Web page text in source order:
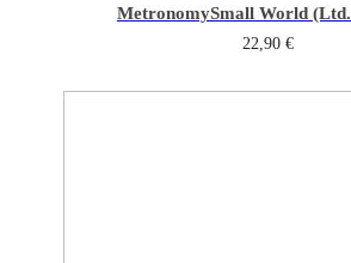
MetronomySmall World
22,90 €